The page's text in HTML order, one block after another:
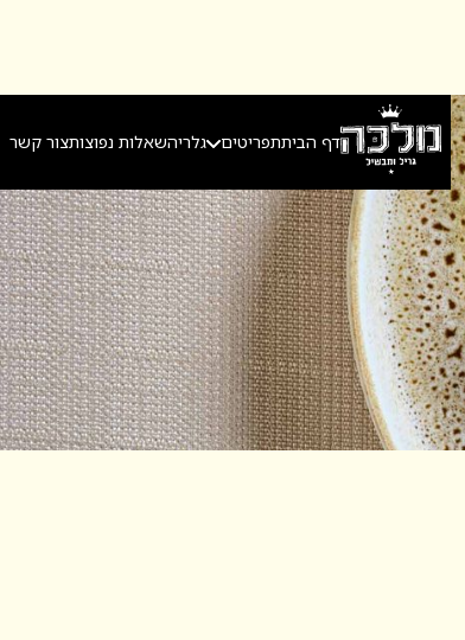
צור קשרשאלות נפוצותגלריה תפריטיםדף הבית